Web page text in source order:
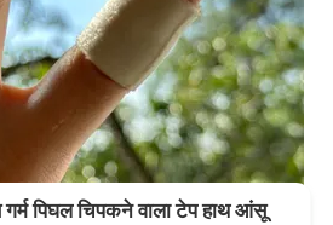
पिघल चिपकने वाला टेप हाथ आंसू